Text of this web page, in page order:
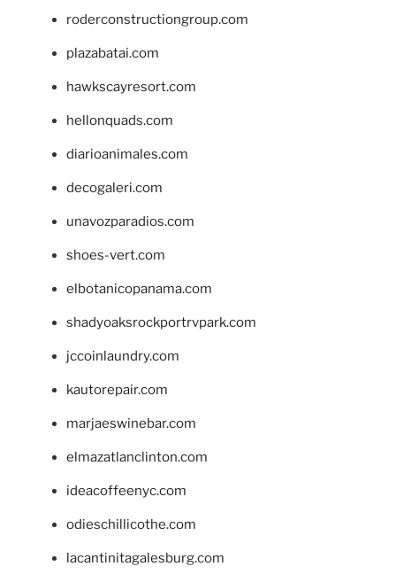
roderconstructiongroup.com
plazabatai.com
hawkscayresort.com
hellonquads.com
diarioanimales.com
decogaleri.com
unavozparadios.com
shoes-vert.com
elbotanicopanama.com
shadyoaksrockportrvpark.com
jccoinlaundry.com
kautorepair.com
marjaeswinebar.com
elmazatlanclinton.com
ideacoffeenyc.com
odieschillicothe.com
lacantinitagalesburg.com